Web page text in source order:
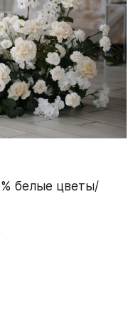
белые цветы/